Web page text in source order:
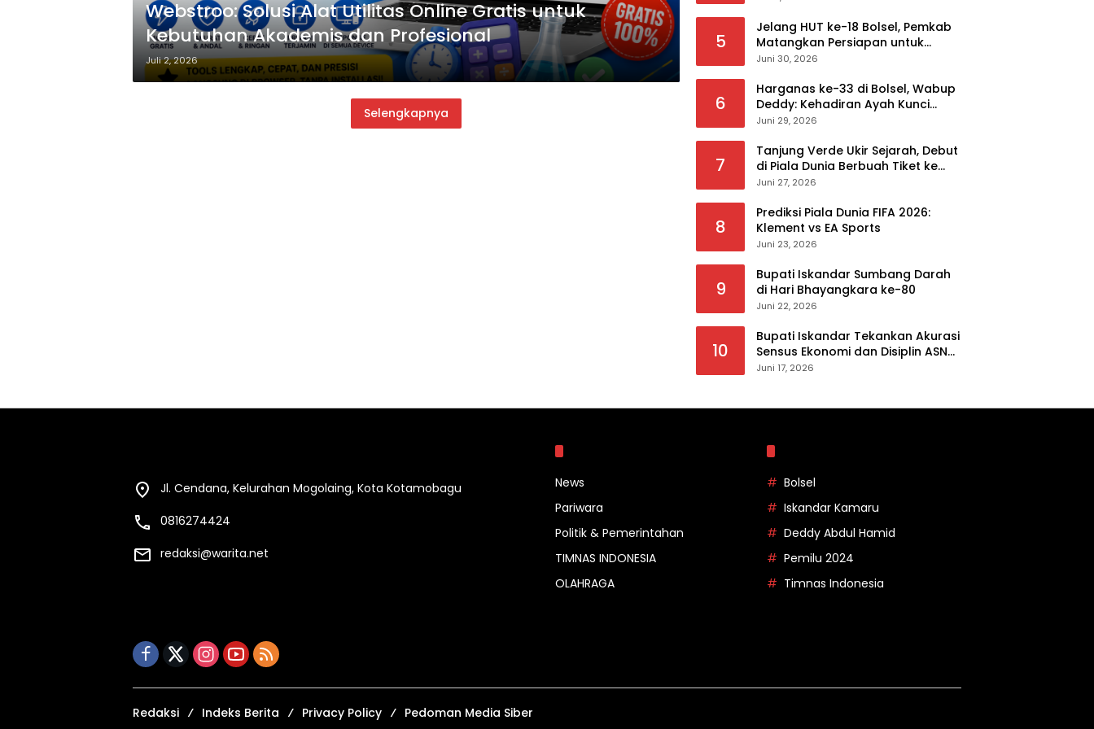
Webstroo: Solusi Alat Utilitas Online Gratis untuk
Kebutuhan Akademis dan Profesional
Juli 2, 2026
Selengkapnya
5
Jelang HUT ke-18 Bolsel, Pemkab
Matangkan Persiapan untuk
Sukseskan Rangkaian Peringatan
Juni 30, 2026
6
Harganas ke-33 di Bolsel, Wabup
Deddy: Kehadiran Ayah Kunci
Mewujudkan Generasi Berkualitas
Juni 29, 2026
7
Tanjung Verde Ukir Sejarah, Debut
di Piala Dunia Berbuah Tiket ke
Babak 32 Besar
Juni 27, 2026
8
Prediksi Piala Dunia FIFA 2026:
Klement vs EA Sports
Juni 23, 2026
9
Bupati Iskandar Sumbang Darah
di Hari Bhayangkara ke-80
Juni 22, 2026
10
Bupati Iskandar Tekankan Akurasi
Sensus Ekonomi dan Disiplin ASN
pada Apel Korpri Pemkab Bolsel
Juni 17, 2026
Jl. Cendana, Kelurahan Mogolaing, Kota Kotamobagu
0816274424
redaksi@warita.net
News
Pariwara
Politik & Pemerintahan
TIMNAS INDONESIA
OLAHRAGA
Bolsel
Iskandar Kamaru
Deddy Abdul Hamid
Pemilu 2024
Timnas Indonesia
Redaksi Indeks Berita Privacy Policy Pedoman Media Siber